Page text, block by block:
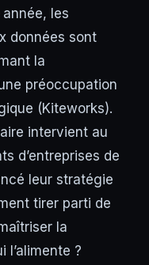
les
données sont
la
préoccupation
(Kiteworks).
intervient au
d’entreprises de
leur stratégie
tirer parti de
la
l’alimente ?